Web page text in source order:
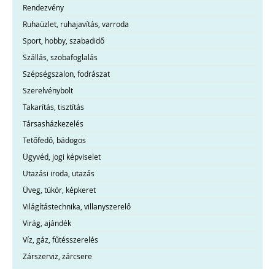
Rendezvény
Ruhaüzlet, ruhajavítás, varroda
Sport, hobby, szabadidő
Szállás, szobafoglalás
Szépségszalon, fodrászat
Szerelvénybolt
Takarítás, tisztítás
Társasházkezelés
Tetőfedő, bádogos
Ügyvéd, jogi képviselet
Utazási iroda, utazás
Üveg, tükör, képkeret
Világítástechnika, villanyszerelő
Virág, ajándék
Víz, gáz, fűtésszerelés
Zárszerviz, zárcsere